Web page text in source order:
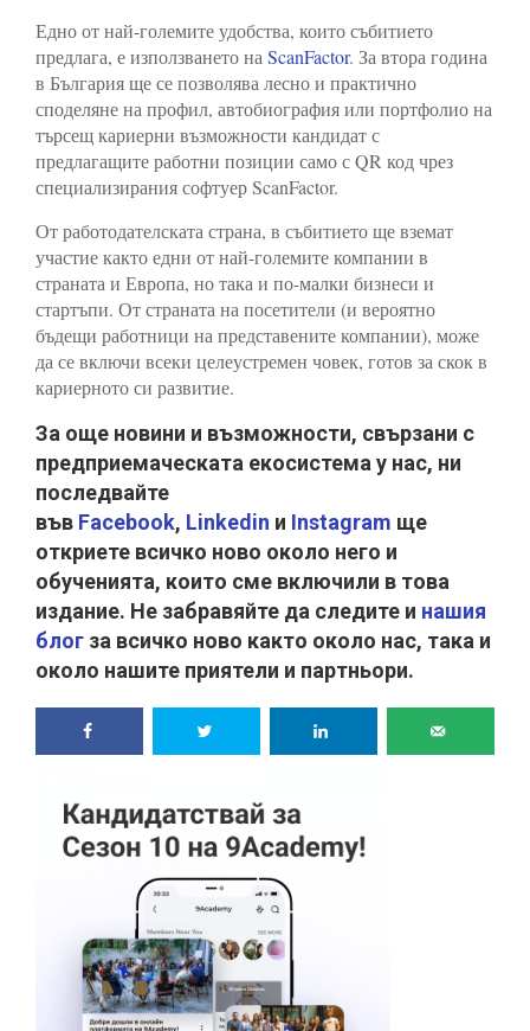
Едно от най-големите удобства, които събитието
предлага, е използването на ScanFactor. За втора година
в България ще се позволява лесно и практично
споделяне на профил, автобиография или портфолио на
търсещ кариерни възможности кандидат с
предлагащите работни позиции само с QR код чрез
специализирания софтуер ScanFactor.
От работодателската страна, в събитието ще вземат
участие както едни от най-големите компании в
страната и Европа, но така и по-малки бизнеси и
стартъпи. От страната на посетители (и вероятно
бъдещи работници на представените компании), може
да се включи всеки целеустремен човек, готов за скок в
кариерното си развитие.
За още новини и възможности, свързани с
предприемаческата екосистема у нас, ни
последвайте
във Facebook, Linkedin и Instagram ще
откриете всичко ново около него и
обученията, които сме включили в това
издание. Не забравяйте да следите и нашия
блог за всичко ново както около нас, така и
около нашите приятели и партньори.